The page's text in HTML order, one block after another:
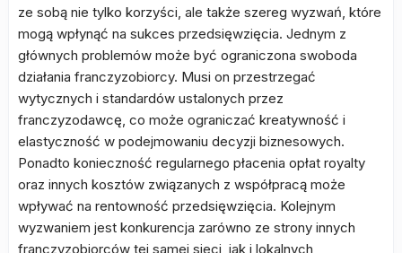
ze sobą nie tylko korzyści, ale także szereg wyzwań, które
mogą wpłynąć na sukces przedsięwzięcia. Jednym z
głównych problemów może być ograniczona swoboda
działania franczyzobiorcy. Musi on przestrzegać
wytycznych i standardów ustalonych przez
franczyzodawcę, co może ograniczać kreatywność i
elastyczność w podejmowaniu decyzji biznesowych.
Ponadto konieczność regularnego płacenia opłat royalty
oraz innych kosztów związanych z współpracą może
wpływać na rentowność przedsięwzięcia. Kolejnym
wyzwaniem jest konkurencja zarówno ze strony innych
franczyzobiorców tej samej sieci, jak i lokalnych